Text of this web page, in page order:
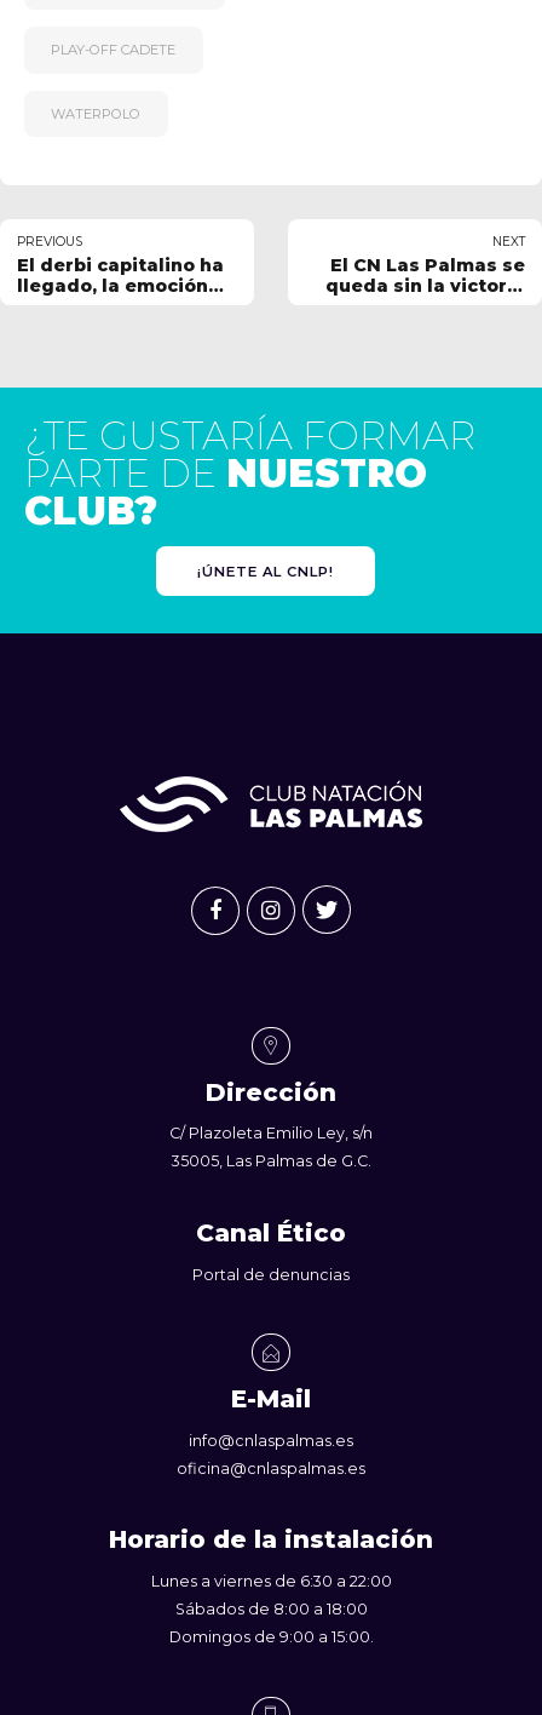
PLAY-OFF CADETE
WATERPOLO
PREVIOUS
El derbi capitalino ha
llegado, la emoción
NEXT
El CN Las Palmas se
queda sin la victoria
¿TE GUSTARÍA FORMAR
PARTE DE NUESTRO
CLUB?
¡ÚNETE AL CNLP!
Dirección
C/ Plazoleta Emilio Ley, s/n
35005, Las Palmas de G.C.
Canal Ético
Portal de denuncias
E-Mail
info@cnlaspalmas.es
oficina@cnlaspalmas.es
Horario de la instalación
Lunes a viernes de 6:30 a 22:00
Sábados de 8:00 a 18:00
Domingos de 9:00 a 15:00.